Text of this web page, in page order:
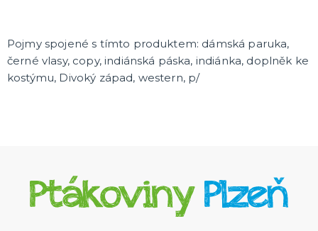
Pojmy spojené s tímto produktem: dámská paruka,
černé vlasy, copy, indiánská páska, indiánka, doplněk ke
kostýmu, Divoký západ, western, p/